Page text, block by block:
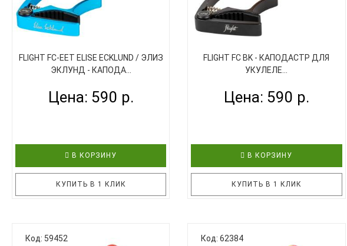
FLIGHT FC-EET ELISE ECKLUND / ЭЛИЗ
ЭКЛУНД - КАПОДА...
Цена: 590 р.
В КОРЗИНУ
КУПИТЬ В 1 КЛИК
сострудничестве с известным
FLIGHT FC BK - КАПОДАСТР ДЛЯ
УКУЛЕЛЕ...
Цена: 590 р.
В КОРЗИНУ
КУПИТЬ В 1 КЛИК
расширяет ассортимент доступных
Код: 59452 Код: 62384